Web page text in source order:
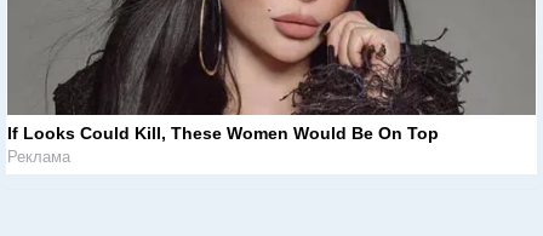
If Looks Could Kill, These Women Would Be On Top
Реклама